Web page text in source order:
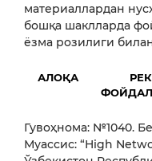
материаллардан
бошқа шаклларда
ёзма розилиги
АЛОҚА
Гувоҳнома: №1040.
Муассис: “High